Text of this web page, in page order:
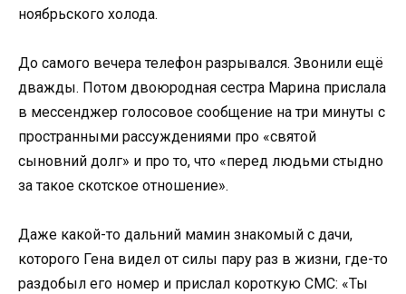
ноябрьского холода.
До самого вечера телефон разрывался. Звонили ещё
дважды. Потом двоюродная сестра Марина прислала
в мессенджер голосовое сообщение на три минуты с
пространными рассуждениями про «святой
сыновний долг» и про то, что «перед людьми стыдно
за такое скотское отношение».
Даже какой-то дальний мамин знакомый с дачи,
которого Гена видел от силы пару раз в жизни, где-то
раздобыл его номер и прислал короткую СМС: «Ты